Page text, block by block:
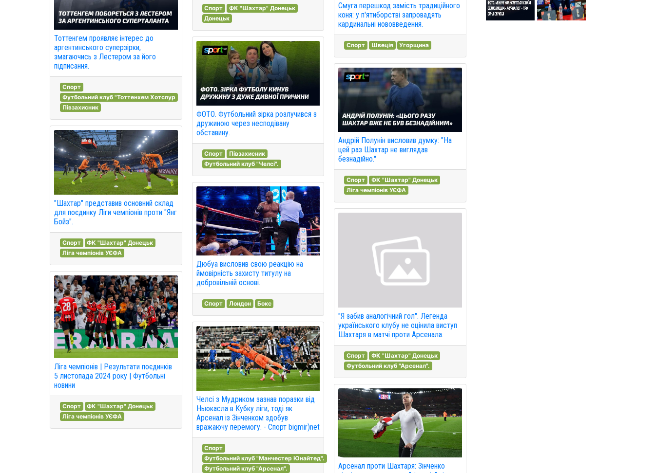
Тоттенгем проявляє інтерес до
аргентинського суперзірки,
змагаючись з Лестером за його
підписання.
Спорт
Футбольний клуб "Тоттенхем Хотспур
Півзахисник
"Шахтар" представив основний склад
для поєдинку Ліги чемпіонів проти "Янг
Бойз".
Спорт
ФК "Шахтар" Донецьк
Ліга чемпіонів УЄФА
Ліга чемпіонів | Результати поєдинків
5 листопада 2024 року | Футбольні
новини
Спорт
ФК "Шахтар" Донецьк
Ліга чемпіонів УЄФА
Спорт
ФК "Шахтар" Донецьк
Донецьк
ФОТО. Футбольний зірка розлучився з
дружиною через несподівану
обставину.
Спорт
Півзахисник
Футбольний клуб "Челсі".
Дюбуа висловив свою реакцію на
ймовірність захисту титулу на
добровільній основі.
Спорт Лондон Бокс
Челсі з Мудриком зазнав поразки від
Ньюкасла в Кубку ліги, тоді як
Арсенал із Зінченком здобув
вражаючу перемогу. - Спорт bigmir)net
Спорт
Футбольний клуб "Манчестер Юнайтед".
Футбольний клуб "Арсенал".
Смуга перешкод замість традиційного
коня: у п'ятиборстві запровадять
кардинальні нововведення.
Спорт Швеція Угорщина
Андрій Полунін висловив думку: "На
цей раз Шахтар не виглядав
безнадійно."
Спорт
ФК "Шахтар" Донецьк
Ліга чемпіонів УЄФА
"Я забив аналогічний гол". Легенда
українського клубу не оцінила виступ
Шахтаря в матчі проти Арсенала.
Спорт
ФК "Шахтар" Донецьк
Футбольний клуб "Арсенал".
Арсенал проти Шахтаря: Зінченко